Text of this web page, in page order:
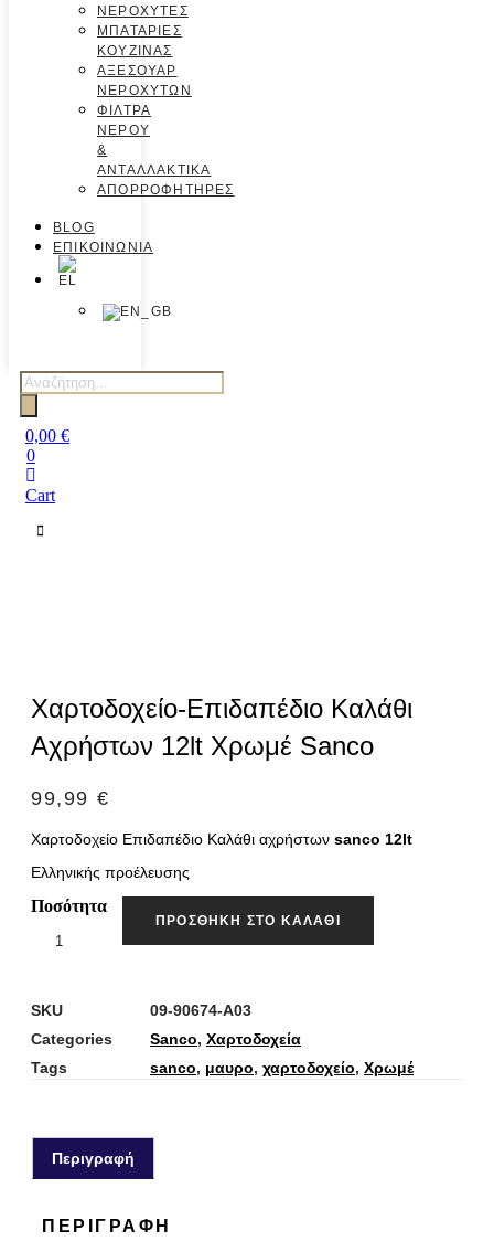
ΝΕΡΟΧΥΤΕΣ
ΜΠΑΤΑΡΙΕΣ
ΚΟΥΖΙΝΑΣ
ΑΞΕΣΟΥΑΡ
ΝΕΡΟΧΥΤΩΝ
ΦΙΛΤΡΑ
ΝΕΡΟΥ
&
ΑΝΤΑΛΛΑΚΤΙΚΑ
ΑΠΟΡΡΟΦΗΤΗΡΕΣ
BLOG
ΕΠΙΚΟΙΝΩΝΙΑ
0,00 €
0
Cart
Χαρτοδοχείο-Επιδαπέδιο Καλάθι
Αχρήστων 12lt Χρωμέ Sanco
99,99 €
Χαρτοδοχείο Επιδαπέδιο Καλάθι αχρήστων sanco 12lt
Ελληνικής προέλευσης
Ποσότητα
ΠΡΟΣΘΉΚΗ ΣΤΟ ΚΑΛΆΘΙ
SKU
09-90674-A03
Categories
Sanco, Χαρτοδοχεία
Tags
sanco, μαυρο, χαρτοδοχείο, Χρωμέ
Περιγραφή
ΠΕΡΙΓΡΑΦΉ